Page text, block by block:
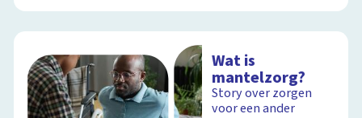
Wat is
mantelzorg?
Story over zorgen
voor een ander